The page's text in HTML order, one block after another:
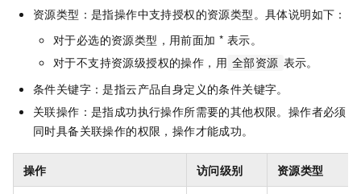
资源类型：是指操作中支持授权的资源类型。具体说明如下：
对于必选的资源类型，用前面加 * 表示。
对于不支持资源级授权的操作，用 全部资源 表示。
条件关键字：是指云产品自身定义的条件关键字。
关联操作：是指成功执行操作所需要的其他权限。操作者必须
同时具备关联操作的权限，操作才能成功。
操作 访问级别 资源类型